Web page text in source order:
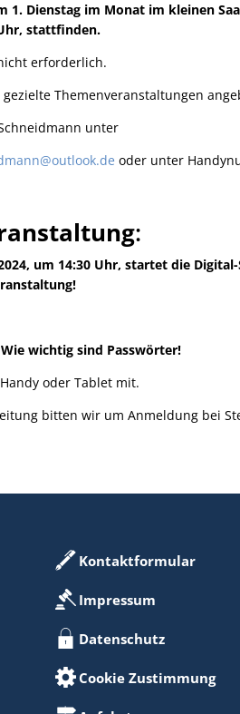
1. Dienstag im Monat im kleinen
stattfinden.
erforderlich.
Themenveranstaltungen
unter
oder unter
:
um 14:30 Uhr, startet die
wichtig sind Passwörter!
oder Tablet mit.
bitten wir um Anmeldung bei
Kontaktformular
Impressum
Datenschutz
Cookie Zustimmung